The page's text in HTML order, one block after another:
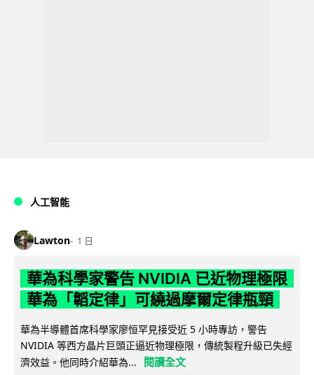
人工智能
Lawton 1 日
華為科學家警告 NVIDIA 已近物理極限
華為「韜定律」可繞過摩爾定律瓶頸
華為半導體首席科學家廖恒罕見接受近 5 小時專訪，警告
NVIDIA 等西方晶片巨頭正逼近物理極限，傳統製程升級已失經
濟效益。他同時介紹華為...
閱讀全文